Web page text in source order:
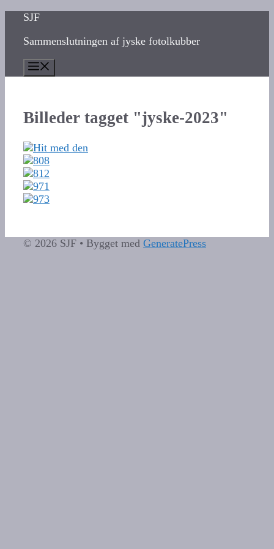
indhold
SJF
Sammenslutningen af jyske fotolkubber
Billeder tagget "jyske-2023"
© 2026 SJF • Bygget med GeneratePress